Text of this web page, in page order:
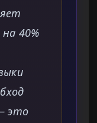
40%
это